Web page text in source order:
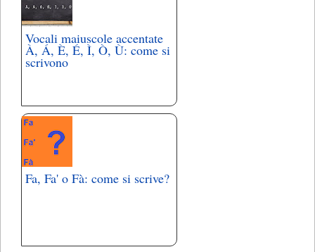
Vocali maiuscole accentate
À, Á, È, É, Ì, Ò, Ù: come si
scrivono
Fa, Fa' o Fà: come si scrive?